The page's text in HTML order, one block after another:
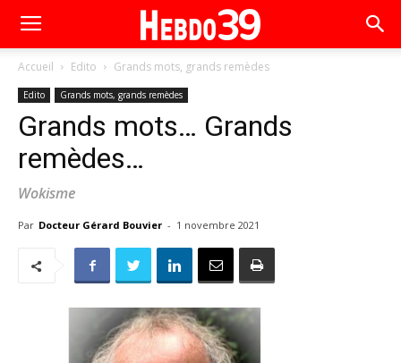
Accueil Edito Grands mots, grands remèdes
Edito Grands mots, grands remèdes
Grands mots… Grands
remèdes…
Wokisme
Par Docteur Gérard Bouvier - 1 novembre 2021